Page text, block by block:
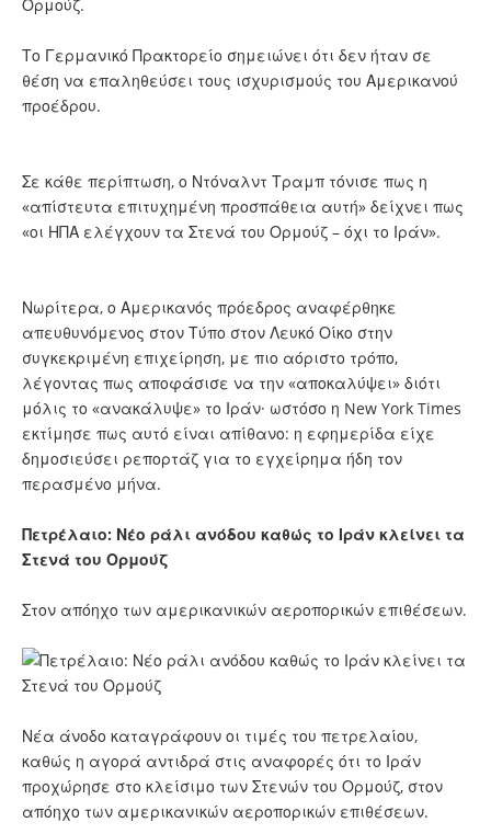
Ορμούζ.
Το Γερμανικό Πρακτορείο σημειώνει ότι δεν ήταν σε
θέση να επαληθεύσει τους ισχυρισμούς του Αμερικανού
προέδρου.
Σε κάθε περίπτωση, ο Ντόναλντ Τραμπ τόνισε πως η
«απίστευτα επιτυχημένη προσπάθεια αυτή» δείχνει πως
«οι ΗΠΑ ελέγχουν τα Στενά του Ορμούζ – όχι το Ιράν».
Νωρίτερα, ο Αμερικανός πρόεδρος αναφέρθηκε
απευθυνόμενος στον Τύπο στον Λευκό Οίκο στην
συγκεκριμένη επιχείρηση, με πιο αόριστο τρόπο,
λέγοντας πως αποφάσισε να την «αποκαλύψει» διότι
μόλις το «ανακάλυψε» το Ιράν· ωστόσο η New York Times
εκτίμησε πως αυτό είναι απίθανο: η εφημερίδα είχε
δημοσιεύσει ρεπορτάζ για το εγχείρημα ήδη τον
περασμένο μήνα.
Πετρέλαιο: Νέο ράλι ανόδου καθώς το Ιράν κλείνει τα
Στενά του Ορμούζ
Στον απόηχο των αμερικανικών αεροπορικών επιθέσεων.
Νέα άνοδο καταγράφουν οι τιμές του πετρελαίου,
καθώς η αγορά αντιδρά στις αναφορές ότι το Ιράν
προχώρησε στο κλείσιμο των Στενών του Ορμούζ, στον
απόηχο των αμερικανικών αεροπορικών επιθέσεων.